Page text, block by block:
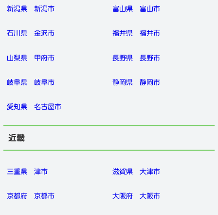
新潟県 新潟市 富山県 富山市
石川県 金沢市 福井県 福井市
山梨県 甲府市 長野県 長野市
岐阜県 岐阜市 静岡県 静岡市
愛知県 名古屋市
近畿
三重県 津市 滋賀県 大津市
京都府 京都市 大阪府 大阪市